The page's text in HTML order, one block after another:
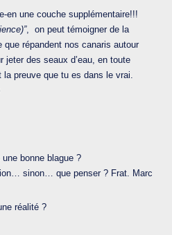
en une couche supplémentaire!!!
, on peut témoigner de la
répandent nos canaris autour
jeter des seaux d’eau, en toute
preuve que tu es dans le vrai.
bonne blague ?
sinon… que penser ? Frat. Marc
réalité ?